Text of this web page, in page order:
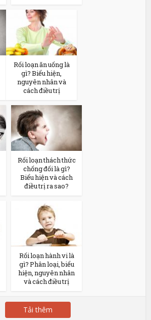
Rối loạn ăn uống là
gì? Biểu hiện,
nguyên nhân và
cách điều trị
Rối loạn thách thức
chống đối là gì?
Biểu hiện và cách
điều trị ra sao?
Rối loạn hành vi là
gì? Phân loại, biểu
hiện, nguyên nhân
và cách điều trị
Tải thêm